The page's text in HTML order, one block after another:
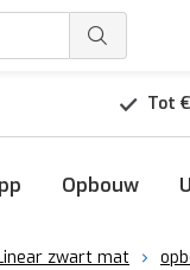
Tot
Opbouw
zwart mat